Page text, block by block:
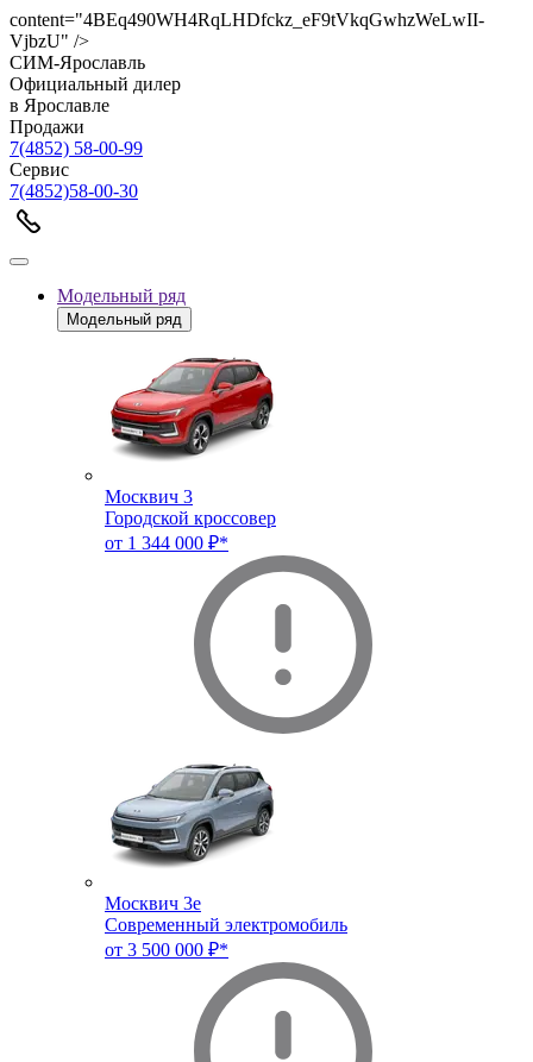
content="4BEq490WH4RqLHDfckz_eF9tVkqGwhzWeLwII-
VjbzU" />
СИМ-Ярославль
Официальный дилер
в Ярославле
Продажи
7(4852) 58-00-99
Сервис
7(4852)58-00-30
Модельный ряд
Модельный ряд
Москвич 3
Городской кроссовер
от 1 344 000 ₽*
Москвич 3e
Современный электромобиль
от 3 500 000 ₽*